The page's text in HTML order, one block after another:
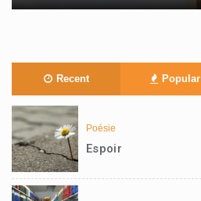
Recent Popular
Poésie
Espoir